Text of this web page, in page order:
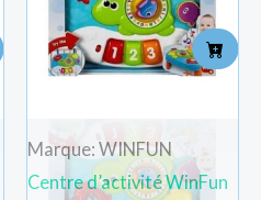
Marque: WINFUN
Centre d’activité WinFun